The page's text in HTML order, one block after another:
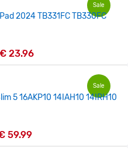
Sale
2024 TB331FC TB330FC
€ 23.96
Sale
5 16AKP10 14IAH10 14IRH10
59.99